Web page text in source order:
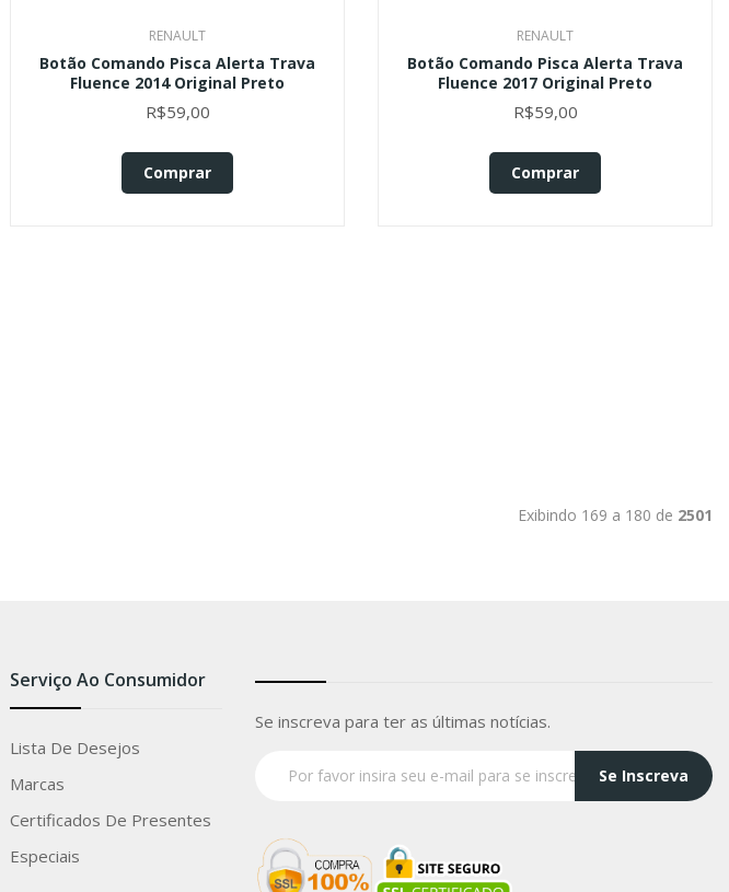
RENAULT
Botão Comando Pisca Alerta Trava
Fluence 2014 Original Preto
R$59,00
Comprar
RENAULT
Botão Comando Pisca Alerta Trava
Fluence 2017 Original Preto
R$59,00
Comprar
Exibindo 169 a 180 de 2501
Serviço Ao Consumidor
Lista De Desejos
Marcas
Certificados De Presentes
Especiais
Se inscreva para ter as últimas notícias.
Se Inscreva